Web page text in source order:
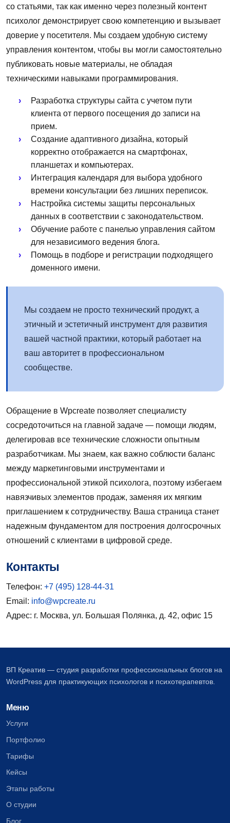
со статьями, так как именно через полезный контент
психолог демонстрирует свою компетенцию и вызывает
доверие у посетителя. Мы создаем удобную систему
управления контентом, чтобы вы могли самостоятельно
публиковать новые материалы, не обладая
техническими навыками программирования.
Разработка структуры сайта с учетом пути
клиента от первого посещения до записи на
прием.
Создание адаптивного дизайна, который
корректно отображается на смартфонах,
планшетах и компьютерах.
Интеграция календаря для выбора удобного
времени консультации без лишних переписок.
Настройка системы защиты персональных
данных в соответствии с законодательством.
Обучение работе с панелью управления сайтом
для независимого ведения блога.
Помощь в подборе и регистрации подходящего
доменного имени.
Мы создаем не просто технический продукт, а
этичный и эстетичный инструмент для развития
вашей частной практики, который работает на
ваш авторитет в профессиональном
сообществе.
Обращение в Wpcreate позволяет специалисту
сосредоточиться на главной задаче — помощи людям,
делегировав все технические сложности опытным
разработчикам. Мы знаем, как важно соблюсти баланс
между маркетинговыми инструментами и
профессиональной этикой психолога, поэтому избегаем
навязчивых элементов продаж, заменяя их мягким
приглашением к сотрудничеству. Ваша страница станет
надежным фундаментом для построения долгосрочных
отношений с клиентами в цифровой среде.
Контакты
Телефон: +7 (495) 128-44-31
Email: info@wpcreate.ru
Адрес: г. Москва, ул. Большая Полянка, д. 42, офис 15
ВП Креатив — студия разработки профессиональных блогов на
WordPress для практикующих психологов и психотерапевтов.
Меню
Услуги
Портфолио
Тарифы
Кейсы
Этапы работы
О студии
Блог